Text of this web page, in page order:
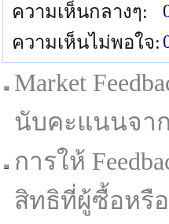
ความเห็นกลางๆ:
ความเห็นไม่พอใจ:
Market
นับคะแนนจา
การให้
สิทธิที่ผู้ซื้อหรื